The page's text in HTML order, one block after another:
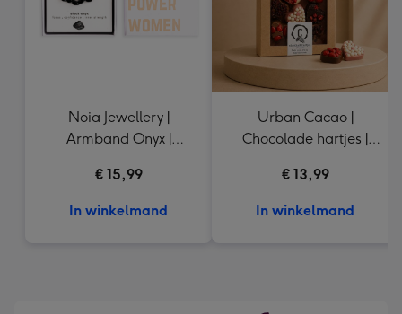
Noia Jewellery |
Armband Onyx |
€ 15,99
In winkelmand
Urban Cacao |
Chocolade hartjes |
€ 13,99
In winkelmand